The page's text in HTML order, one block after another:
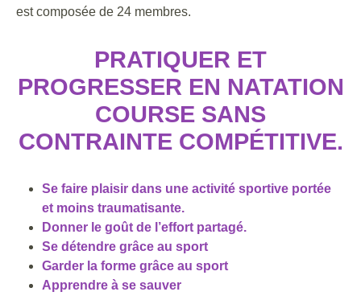
est composée de 24 membres.
PRATIQUER ET
PROGRESSER EN NATATION
COURSE SANS
CONTRAINTE COMPÉTITIVE.
Se faire plaisir dans une activité sportive portée
et moins traumatisante.
Donner le goût de l’effort partagé.
Se détendre grâce au sport
Garder la forme grâce au sport
Apprendre à se sauver